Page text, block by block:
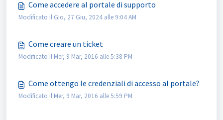
Come accedere al portale di supporto
Modificato il Gio, 27 Giu, 2024 alle 9:04 AM
Come creare un ticket
Modificato il Mer, 9 Mar, 2016 alle 5:38 PM
Come ottengo le credenziali di accesso al portale?
Modificato il Mer, 9 Mar, 2016 alle 5:59 PM